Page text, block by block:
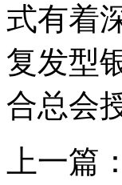
式有着
复发型
合总会
上一篇：